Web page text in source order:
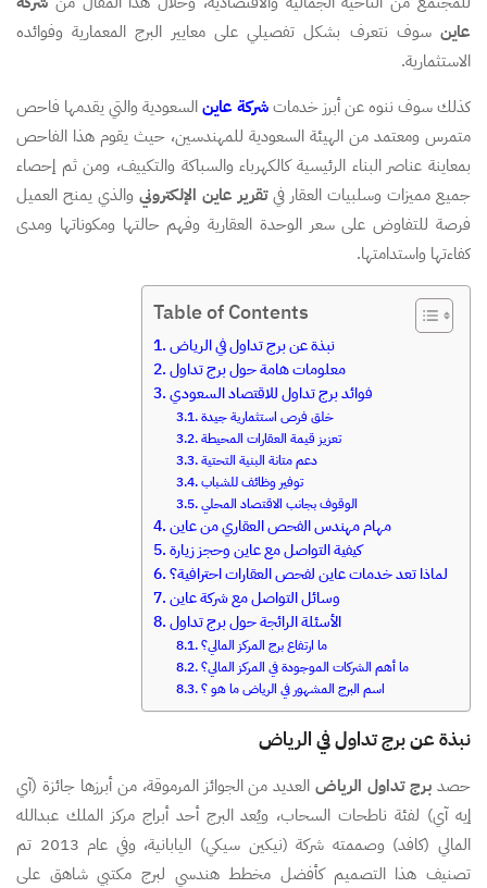
عاين سوف نتعرف بشكل تفصيلي على معايير البرج المعمارية وفوائده
الاستثمارية.
كذلك سوف ننوه عن أبرز خدماتشركة عاينالسعودية والتي يقدمها فاحص
متمرس ومعتمد من الهيئة السعودية للمهندسين، حيث يقوم هذا الفاحص
بمعاينة عناصر البناء الرئيسية كالكهرباء والسباكة والتكييف، ومن ثم إحصاء
جميع مميزات وسلبيات العقار فيتقرير عاين الإلكتروني والذي يمنح العميل
فرصة للتفاوض على سعر الوحدة العقارية وفهم حالتها ومكوناتها ومدى
كفاءتها واستدامتها.
Table of Contents
نبذة عن برج تداول في الرياض
معلومات هامة حول برج تداول
فوائد برج تداول للاقتصاد السعودي
خلق فرص استثمارية جيدة
تعزيز قيمة العقارات المحيطة
دعم متانة البنية التحتية
توفير وظائف للشباب
الوقوف بجانب الاقتصاد المحلي
مهام مهندس الفحص العقاري من عاين
كيفية التواصل مع عاين وحجز زيارة
لماذا تعد خدمات عاين لفحص العقارات احترافية؟
وسائل التواصل مع شركة عاين
الأسئلة الرائجة حول برج تداول
ما ارتفاع برج المركز المالي؟
ما أهم الشركات الموجودة في المركز المالي؟
اسم البرج المشهور في الرياض ما هو ؟
نبذة عن برج تداول في الرياض
حصد برج تداول الرياضالعديد من الجوائز المرموقة، من أبرزها جائزة (آي
إيه آي) لفئة ناطحات السحاب، ويُعد البرج أحد أبراج مركز الملك عبدالله
المالي (كافد) وصممته شركة (نيكين سيكي) اليابانية، وفي عام 2013 تم
تصنيف هذا التصميم كأفضل مخطط هندسي لبرج مكتبي شاهق على